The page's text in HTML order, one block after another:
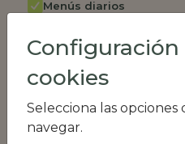
Menús diarios
Cambio de menú
empleados
Configuración
cookies
Selecciona las opciones
navegar.